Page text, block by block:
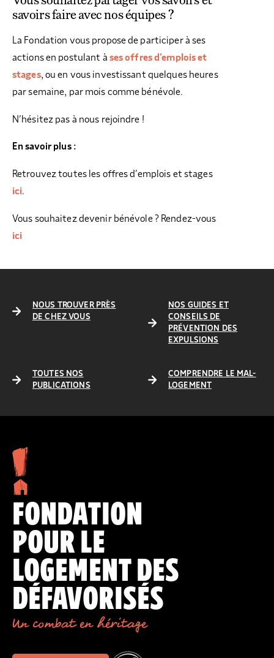
NOS AMIS, PARRAINS ET MARRAINES
NOS ÉVÉNEMENTS
NOUS REJOINDRE
ACCUEILLIR, ACCOMPAGNER, LOGER
DÉFENDRE L’ACCÈS AUX DROITS
DONNER LES MOYENS D’AGIR
RAPPORTS SUR L’ÉTAT DU MAL-LOGEMENT
S’ENGAGER AUTREMENT
PARTENARIATS ENTREPRISES
RÉDUCTIONS FISCALES
savoirs faire avec nos équipes ?
La Fondation vous propose de participer à ses
actions en postulant à ses offres d’emplois et
stages, ou en vous investissant quelques heures
par semaine, par mois comme bénévole.
N’hésitez pas à nous rejoindre !
En savoir plus :
Retrouvez toutes les offres d’emplois et stages
ici.
Vous souhaitez devenir bénévole ? Rendez-vous
ici
NOUS TROUVER PRÈS
DE CHEZ VOUS
NOS GUIDES ET
CONSEILS DE
PRÉVENTION DES
EXPULSIONS
TOUTES NOS
PUBLICATIONS
COMPRENDRE LE MAL-
LOGEMENT
FONDATION
POUR LE
LOGEMENT DES
DÉFAVORISÉS
Un combat en héritage